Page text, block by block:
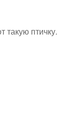
такую птичку.